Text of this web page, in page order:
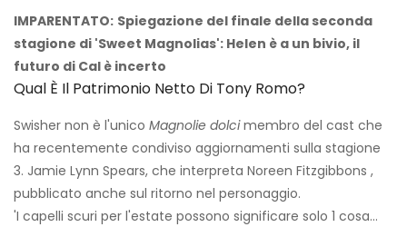
IMPARENTATO: Spiegazione del finale della seconda
stagione di 'Sweet Magnolias': Helen è a un bivio, il
futuro di Cal è incerto
Qual È Il Patrimonio Netto Di Tony Romo?
Swisher non è l'unico Magnolie dolcimembro del cast che
ha recentemente condiviso aggiornamenti sulla stagione
3. Jamie Lynn Spears, che interpreta Noreen Fitzgibbons ,
pubblicato anche sul ritorno nel personaggio.
'I capelli scuri per l'estate possono significare solo 1 cosa...